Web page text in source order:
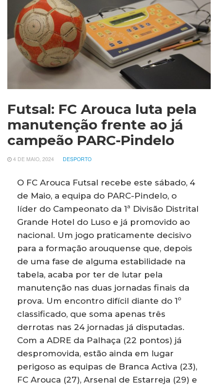
Futsal: FC Arouca luta pela
manutenção frente ao já
campeão PARC-Pindelo
4 DE MAIO, 2024 DESPORTO
O FC Arouca Futsal recebe este sábado, 4
de Maio, a equipa do PARC-Pindelo, o
líder do Campeonato da 1ª Divisão Distrital
Grande Hotel do Luso e já promovido ao
nacional. Um jogo praticamente decisivo
para a formação arouquense que, depois
de uma fase de alguma estabilidade na
tabela, acaba por ter de lutar pela
manutenção nas duas jornadas finais da
prova. Um encontro difícil diante do 1º
classificado, que soma apenas três
derrotas nas 24 jornadas já disputadas.
Com a ADRE da Palhaça (22 pontos) já
despromovida, estão ainda em lugar
perigoso as equipas de Branca Activa (23),
FC Arouca (27), Arsenal de Estarreja (29) e